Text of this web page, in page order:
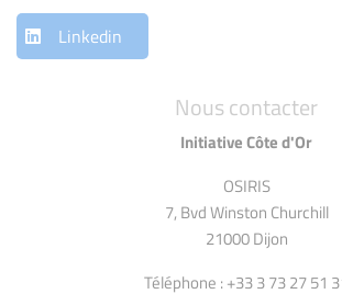
Nous contacter
Initiative Côte d'Or
OSIRIS
7, Bvd Winston Churchill
21000 Dijon
Téléphone : +33 3 73 27 51
Linkedin